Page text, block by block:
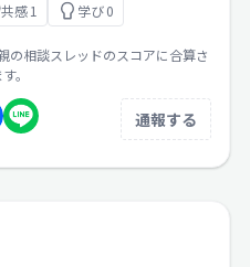
共感 1 学び 0
相談スレッドのスコアに合算さ
。
通報する